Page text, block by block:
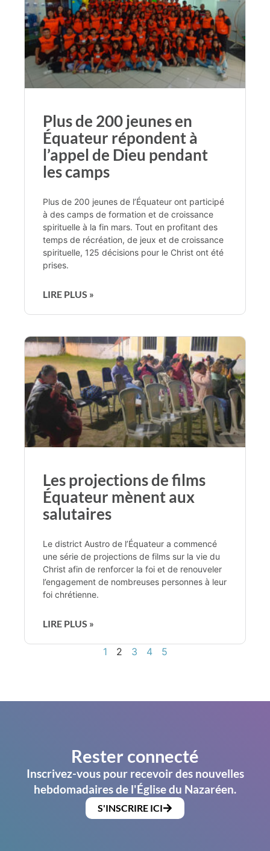
Plus de 200 jeunes en
Équateur répondent à
l’appel de Dieu pendant
les camps
Plus de 200 jeunes de l’Équateur ont participé
à des camps de formation et de croissance
spirituelle à la fin mars. Tout en profitant des
temps de récréation, de jeux et de croissance
spirituelle, 125 décisions pour le Christ ont été
prises.
LIRE PLUS »
Les projections de films
Équateur mènent aux
salutaires
Le district Austro de l’Équateur a commencé
une série de projections de films sur la vie du
Christ afin de renforcer la foi et de renouveler
l’engagement de nombreuses personnes à leur
foi chrétienne.
LIRE PLUS »
1 2 3 4 5
Rester connecté
Inscrivez-vous pour recevoir des nouvelles
hebdomadaires de l'Église du Nazaréen.
S'INSCRIRE ICI